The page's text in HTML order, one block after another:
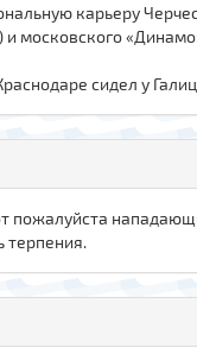
карьеру
и московского
сидел у
пожалуйста
терпения.